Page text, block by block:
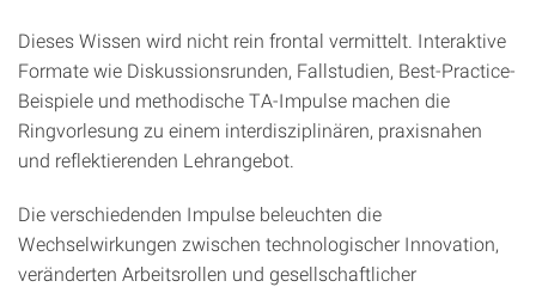
Dieses Wissen wird nicht rein frontal vermittelt. Interaktive
Formate wie Diskussionsrunden, Fallstudien, Best-Practice-
Beispiele und methodische TA-Impulse machen die
Ringvorlesung zu einem interdisziplinären, praxisnahen
und reflektierenden Lehrangebot.
Die verschiedenden Impulse beleuchten die
Wechselwirkungen zwischen technologischer Innovation,
veränderten Arbeitsrollen und gesellschaftlicher